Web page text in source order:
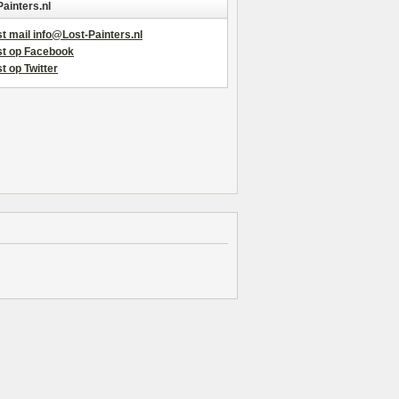
mail info@Lost-Painters.nl
op Facebook
op Twitter